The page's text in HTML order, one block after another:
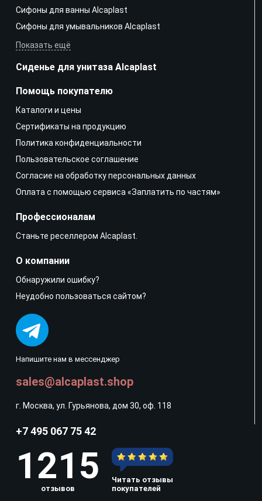
Сифоны для ванны Alcaplast
Сифоны для умывальников Alcaplast
Показать ещё
Сиденье для унитаза Alcaplast
Напишите нам в мессенджер
sales@alcaplast.shop
г. Москва, ул. Гурьянова, дом 30, оф. 118
Помощь покупателю
Каталоги и цены
Сертификаты на продукцию
Политика конфиденциальности
Пользовательское соглашение
Согласие на обработку персональных данных
Оплата с помощью сервиса «Заплатить по частям»
Профессионалам
Станьте реселлером Alcaplast.
О компании
Обнаружили ошибку?
Неудобно пользоваться сайтом?
+7 495 067 75 42
1215
отзывов
Читать отзывы
покупателей